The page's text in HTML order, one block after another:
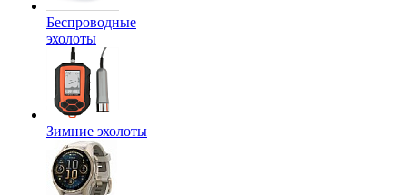
Беспроводные
эхолоты
Зимние эхолоты